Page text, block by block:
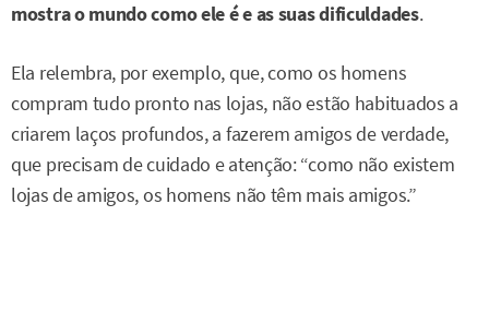
mostra o mundo como ele é e as suas dificuldades.
Ela relembra, por exemplo, que, como os homens
compram tudo pronto nas lojas, não estão habituados a
criarem laços profundos, a fazerem amigos de verdade,
que precisam de cuidado e atenção: “como não existem
lojas de amigos, os homens não têm mais amigos.”